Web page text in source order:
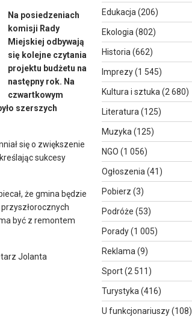
Na posiedzeniach
komisji Rady
Miejskiej odbywają
się kolejne czytania
projektu budżetu na
następny rok. Na
czwartkowym
szerszych
się o zwiększenie
sukcesy
że gmina będzie
być z remontem
Jolanta
Edukacja (206)
Ekologia (802)
Historia (662)
Imprezy(1 545)
Kultura i sztuka (2 680)
Literatura (125)
Muzyka (125)
NGO (1 056)
Ogłoszenia (41)
Pobierz (3)
Podróże (53)
Porady(1 005)
Reklama (9)
Sport(2 511)
Turystyka (416)
U funkcjonariuszy(108)